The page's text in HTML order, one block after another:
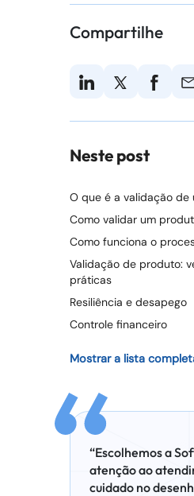
gerência de projetos,
programação Java e
É Mestre em
em Matemática
graduação em
CSM, PMP e CFPS.
Compartilhe
Neste post
O que é a validação de
Como validar um
Como funciona o
Validação de produto:
práticas
Resiliência e desapego
Controle financeiro
Mostrar a lista
“Escolhemos a
atenção ao
cuidado no